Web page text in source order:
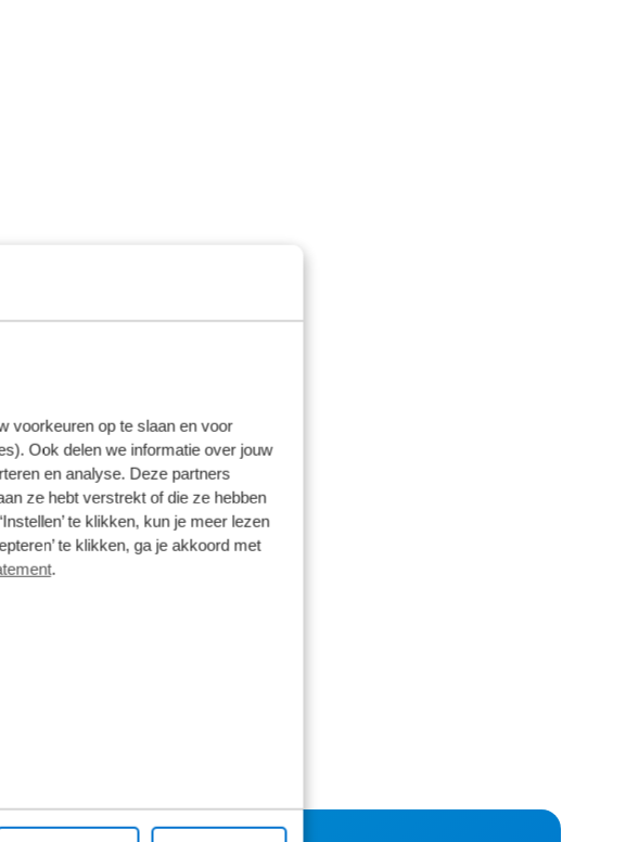
voorkeuren op te slaan en voor
Ook delen we informatie over jouw
en analyse. Deze partners
ze hebt verstrekt of die ze hebben
te klikken, kun je meer lezen
te klikken, ga je akkoord met
.
met
in
om